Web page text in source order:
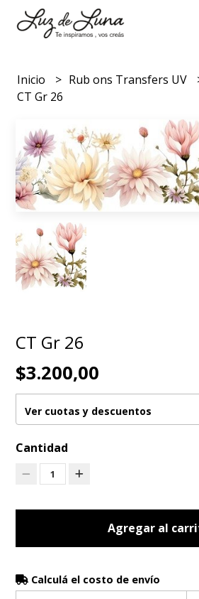
Inicio Rub ons Transfers UV
CT Gr 26
CT Gr 26
$3.200,00
Ver cuotas y descuentos
Cantidad
1
Agregar al
Calculá el costo de envío